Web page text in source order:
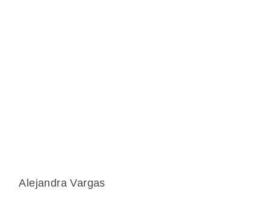
Alejandra Vargas